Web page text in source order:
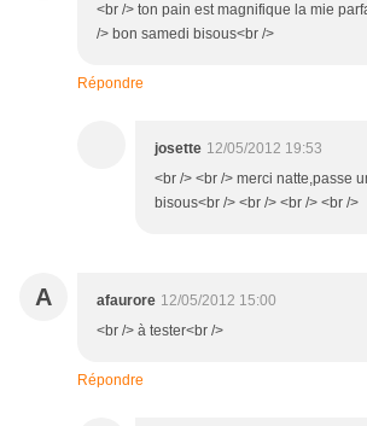
<br /> ton pain est magnifique la mie
/> bon samedi bisous<br />
Répondre
josette 12/05/2012 19:53
<br /> <br /> merci natte,passe
bisous<br /> <br /> <br /> <br />
A afaurore 12/05/2012 15:00
<br /> à tester<br />
Répondre